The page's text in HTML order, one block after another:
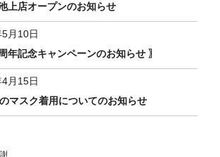
上店オープンのお知らせ
月10日
年記念キャンペーンのお知らせ 〗
月15日
マスク着用についてのお知らせ